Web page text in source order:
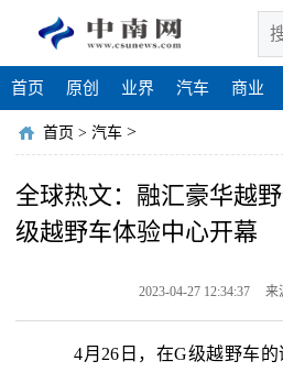
首页 原创 业界 汽车 商业
首页 > 汽车 >
全球热文：融汇豪华越
级越野车体验中心开幕
2023-04-27 12:34:37 来
4月26日，在G级越野车的